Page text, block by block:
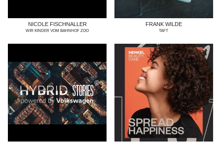
NICOLE FISCHNALLER
WIR KINDER VOM BAHNHOF ZOO
FRANK WILDE
TAFT